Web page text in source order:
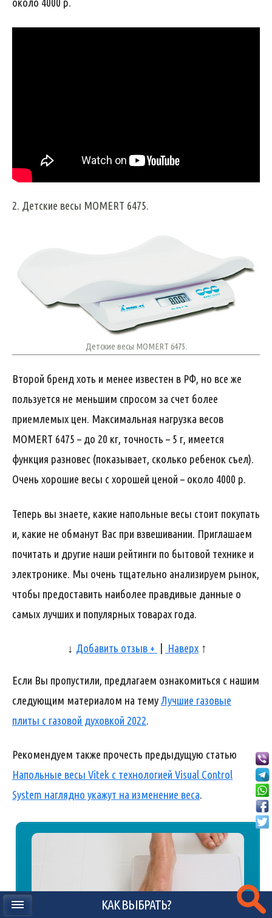
около 4000 р.
2. Детские весы MOMERT 6475.
Детские весы MOMERT 6475.
Второй бренд хоть и менее известен в РФ, но все же
пользуется не меньшим спросом за счет более
приемлемых цен. Максимальная нагрузка весов
MOMERT 6475 – до 20 кг, точность – 5 г, имеется
функция разновес (показывает, сколько ребенок съел).
Очень хорошие весы с хорошей ценой – около 4000 р.
Теперь вы знаете, какие напольные весы стоит покупать
и, какие не обманут Вас при взвешивании. Приглашаем
почитать и другие наши рейтинги по бытовой технике и
электронике. Мы очень тщательно анализируем рынок,
чтобы предоставить наиболее правдивые данные о
самых лучших и популярных товарах года.
↓ Добавить отзыв + Наверх ↑
Если Вы пропустили, предлагаем ознакомиться с нашим
следующим материалом на темуЛучшие газовые
плиты с газовой духовкой 2022.
Рекомендуем также прочесть предыдущую статью
Напольные весы Vitek с технологией Visual Control
System наглядно укажут на изменение веса.
КАК ВЫБРАТЬ?